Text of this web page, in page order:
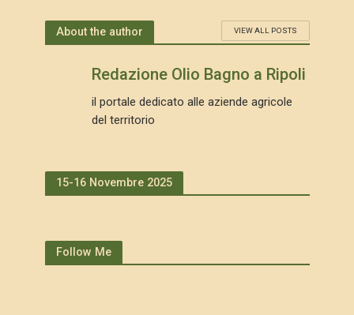
About the author VIEW ALL POSTS
Redazione Olio Bagno a Ripoli
il portale dedicato alle aziende agricole
del territorio
15-16 Novembre 2025
Follow Me